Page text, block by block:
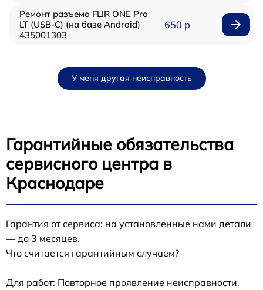
Ремонт разъема FLIR ONE Pro
LT (USB-C) (на базе Android)
435001303
650 р
У меня другая неисправность
Гарантийные обязательства
сервисного центра в
Краснодаре
Гарантия от сервиса: на установленные нами детали
— до 3 месяцев.
Что считается гарантийным случаем?
Для работ: Повторное проявление неисправности,